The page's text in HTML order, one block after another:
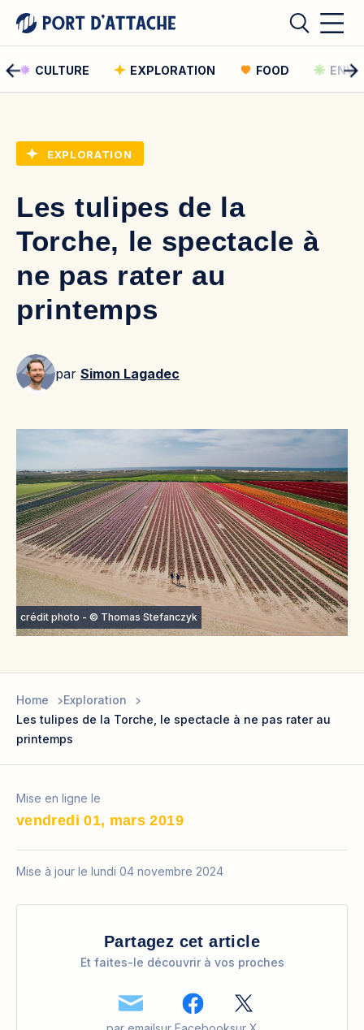
CULTURE EXPLORATION FOOD
Comment pouvons-nous vous aider ?
Rechercher
EXPLORATION
Les tulipes de la
Torche, le spectacle à
ne pas rater au
printemps
par Simon Lagadec
crédit photo - © Thomas Stefanczyk
Home
Exploration
Les tulipes de la Torche, le spectacle à ne pas rater au
printemps
Mise en ligne le
vendredi 01, mars 2019
Mise à jour le lundi 04 novembre 2024
Partagez cet article
Et faites-le découvrir à vos proches